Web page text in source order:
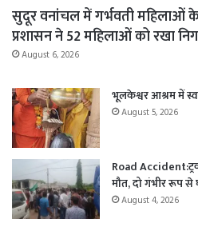
सुदूर वनांचल में गर्भवती महिलाओं
प्रशासन ने 52 महिलाओं को रखा
August 6, 2026
भूलकेश्वर आश्रम में
August 5, 2026
Road
मौत, दो गंभीर रूप
August 4, 2026